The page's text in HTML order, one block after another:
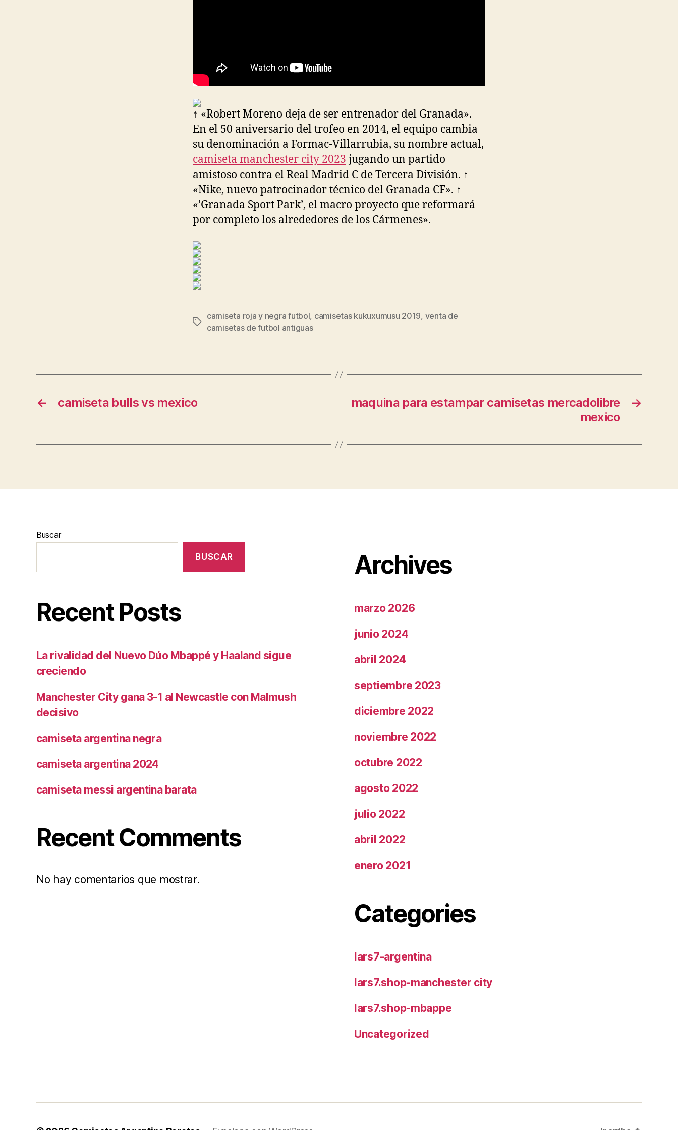
↑ «Robert Moreno deja de ser entrenador del Granada».
En el 50 aniversario del trofeo en 2014, el equipo cambia
su denominación a Formac-Villarrubia, su nombre actual,
camiseta manchester city 2023 jugando un partido
amistoso contra el Real Madrid C de Tercera División. ↑
«Nike, nuevo patrocinador técnico del Granada CF». ↑
«’Granada Sport Park’, el macro proyecto que reformará
por completo los alrededores de los Cármenes».
Etiquetas
camiseta roja y negra futbol, camisetas kukuxumusu 2019, venta de
camisetas de futbol antiguas
← camiseta bulls vs mexico →
maquina para estampar camisetas mercadolibre
mexico
Buscar
BUSCAR
Recent Posts
La rivalidad del Nuevo Dúo Mbappé y Haaland sigue
creciendo
Manchester City gana 3-1 al Newcastle con Malmush
decisivo
camiseta argentina negra
camiseta argentina 2024
camiseta messi argentina barata
Recent Comments
No hay comentarios que mostrar.
Archives
marzo 2026
junio 2024
abril 2024
septiembre 2023
diciembre 2022
noviembre 2022
octubre 2022
agosto 2022
julio 2022
abril 2022
enero 2021
Categories
lars7-argentina
lars7.shop-manchester city
lars7.shop-mbappe
Uncategorized